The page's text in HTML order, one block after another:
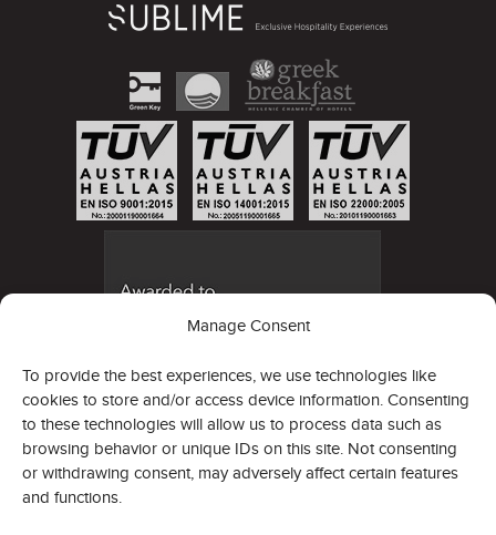
Manage Consent
To provide the best experiences, we use technologies like
cookies to store and/or access device information. Consenting
to these technologies will allow us to process data such as
browsing behavior or unique IDs on this site. Not consenting
or withdrawing consent, may adversely affect certain features
and functions.